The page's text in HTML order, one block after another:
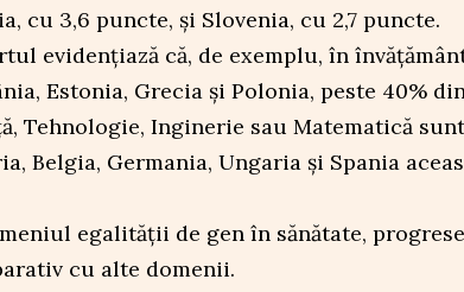
cu 3,6 puncte, și Slovenia, cu 2,7 puncte.
evidențiază că, de exemplu, în
Estonia, Grecia și Polonia, peste 40%
Tehnologie, Inginerie sau Matematică
Belgia, Germania, Ungaria și Spania
egalității de gen în sănătate,
cu alte domenii.